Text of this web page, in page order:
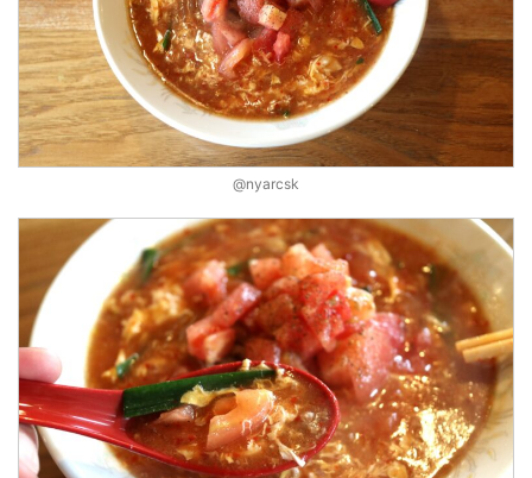
@nyarcsk